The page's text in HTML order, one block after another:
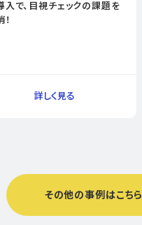
入で、目視チェックの課題を
その他の事例はこちら